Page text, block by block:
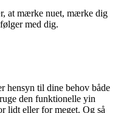
at mærke nuet, mærke dig
med dig.
hensyn til dine behov både
den funktionelle yin
lidt eller for meget. Og så